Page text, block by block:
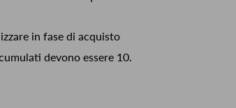
in fase di acquisto
devono essere 10.